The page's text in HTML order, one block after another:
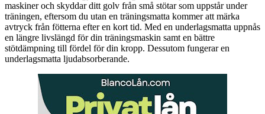
maskiner och skyddar ditt golv från små stötar som uppstår under
träningen, eftersom du utan en träningsmatta kommer att märka
avtryck från fötterna efter en kort tid. Med en underlagsmatta uppnås
en längre livslängd för din träningsmaskin samt en bättre
stötdämpning till fördel för din kropp. Dessutom fungerar en
underlagsmatta ljudabsorberande.